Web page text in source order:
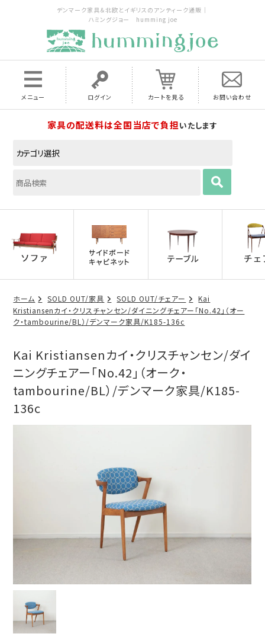
デンマーク家具＆北欧とイギリスのアンティーク通販｜
ハミングジョー humming joe
メニュー ログイン カートを見る お問い合わせ
家具の配送料は全国当店で負担いたします
ホーム SOLD OUT/家具 SOLD OUT/チェアー
Kai
Kristiansenカイ・クリスチャンセン/ダイニングチェアー「No.42」（オー
ク・tambourine/BL）/デンマーク家具/K185-136c
Kai Kristiansenカイ・クリスチャンセン/ダイ
ニングチェアー「No.42」（オーク・
tambourine/BL）/デンマーク家具/K185-
136c